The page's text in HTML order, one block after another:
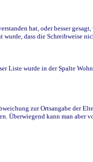
hat, oder besser
dass die Schreibweise
wurde in der Spalte
zur Ortsangabe der
Überwiegend kann man aber